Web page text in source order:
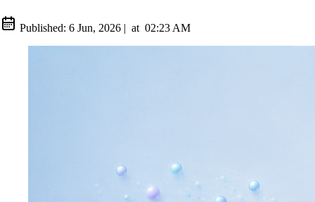
Published: 6 Jun, 2026 | at 02:23 AM